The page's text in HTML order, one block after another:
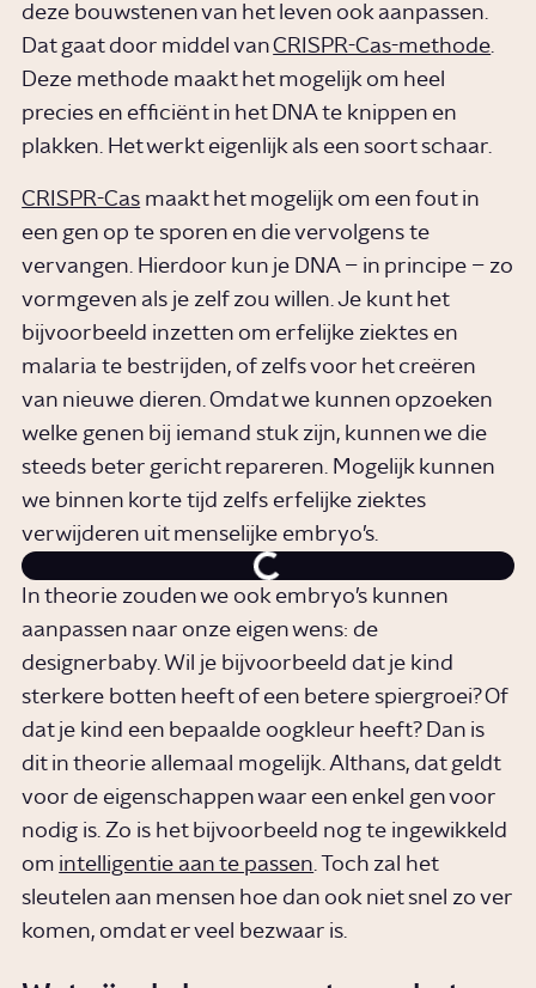
deze bouwstenen van het leven ook aanpassen.
Dat gaat door middel vanCRISPR-Cas-methode.
Deze methode maakt het mogelijk om heel
precies en efficiënt in het DNA te knippen en
plakken. Het werkt eigenlijk als een soort schaar.
CRISPR-Cas maakt het mogelijk om een fout in
een gen op te sporen en die vervolgens te
vervangen. Hierdoor kun je DNA – in principe – zo
vormgeven als je zelf zou willen. Je kunt het
bijvoorbeeld inzetten om erfelijke ziektes en
malaria te bestrijden, of zelfs voor het creëren
van nieuwe dieren. Omdat we kunnen opzoeken
welke genen bij iemand stuk zijn, kunnen we die
steeds beter gericht repareren. Mogelijk kunnen
we binnen korte tijd zelfs erfelijke ziektes
verwijderen uit menselijke embryo’s.
In theorie zouden we ook embryo’s kunnen
aanpassen naar onze eigen wens: de
designerbaby. Wil je bijvoorbeeld dat je kind
sterkere botten heeft of een betere spiergroei? Of
dat je kind een bepaalde oogkleur heeft? Dan is
dit in theorie allemaal mogelijk. Althans, dat geldt
voor de eigenschappen waar een enkel gen voor
nodig is. Zo is het bijvoorbeeld nog te ingewikkeld
om intelligentie aan te passen. Toch zal het
sleutelen aan mensen hoe dan ook niet snel zo ver
komen, omdat er veel bezwaar is.